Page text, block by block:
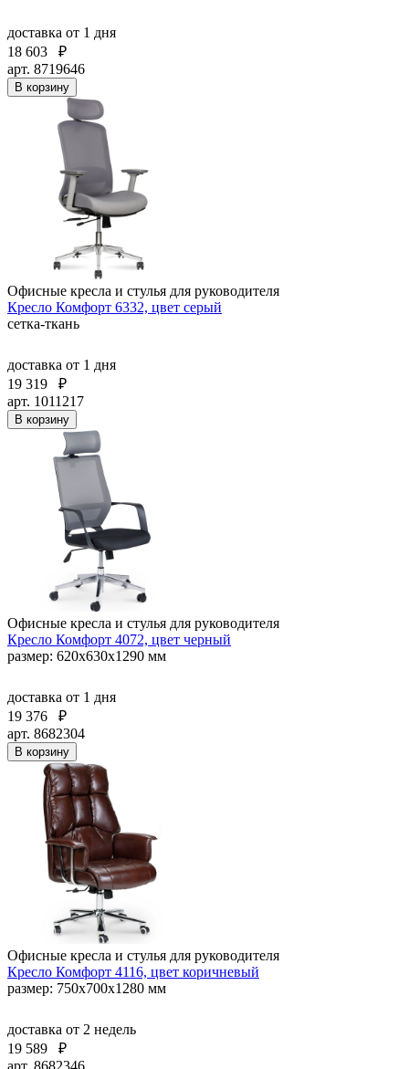
доставка от 1 дня
18 603
₽
арт. 8719646
В корзину
Офисные кресла и стулья для руководителя
Кресло Комфорт 6332, цвет серый
сетка-ткань
доставка от 1 дня
19 319
₽
арт. 1011217
В корзину
Офисные кресла и стулья для руководителя
Кресло Комфорт 4072, цвет черный
размер: 620х630х1290 мм
доставка от 1 дня
19 376
₽
арт. 8682304
В корзину
Офисные кресла и стулья для руководителя
Кресло Комфорт 4116, цвет коричневый
размер: 750х700х1280 мм
доставка от 2 недель
19 589
₽
арт. 8682346